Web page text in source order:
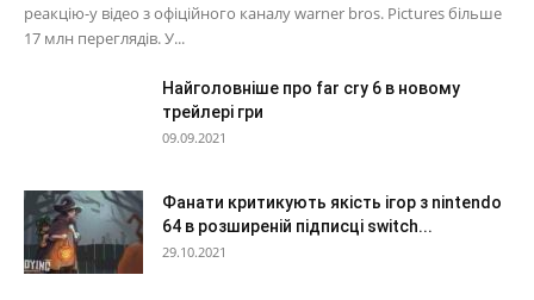
реакцію-у відео з офіційного каналу warner bros. Pictures більше
17 млн переглядів. У...
Найголовніше про far cry 6 в новому
трейлері гри
09.09.2021
Фанати критикують якість ігор з nintendo
64 в розширеній підписці switch...
29.10.2021